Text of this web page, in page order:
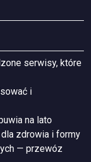
serwisy, które
i
na lato
zdrowia i formy
— przewóz